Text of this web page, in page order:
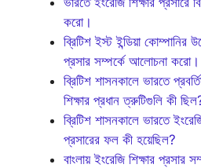
করো।
ব্রিটিশ ইস্ট ইন্ডিয়া কোম্পানির
প্রসার সম্পর্কে আলোচনা করো।
ব্রিটিশ শাসনকালে ভারতে
শিক্ষার প্রধান ত্রুটিগুলি কী
ব্রিটিশ শাসনকালে ভারতে
প্রসারের ফল কী হয়েছিল?
বাংলায় ইংরেজি শিক্ষার